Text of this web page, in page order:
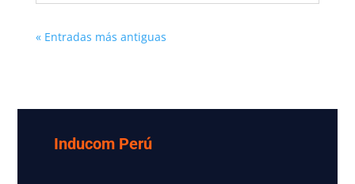
« Entradas más antiguas
Inducom Perú